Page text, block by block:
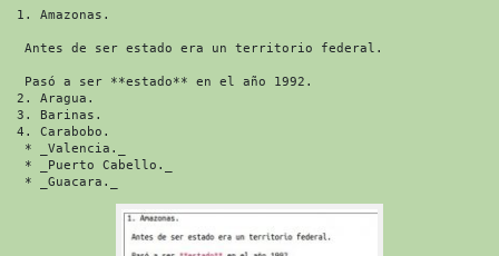
1. Amazonas.
Antes de ser estado era un territorio federal.
Pasó a ser **estado** en el año 1992.
2. Aragua.
3. Barinas.
4. Carabobo.
* _Valencia._
* _Puerto Cabello._